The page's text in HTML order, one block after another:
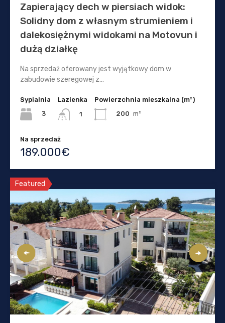
Zapierający dech w piersiach widok:
Solidny dom z własnym strumieniem i
dalekosiężnymi widokami na Motovun i
dużą działkę
Na sprzedaż oferowany jest wyjątkowy dom w
zabudowie szeregowej z…
Sypialnia
3
Lazienka
1
Powierzchnia mieszkalna (m²)
200 m²
Na sprzedaż
189.000€
Featured